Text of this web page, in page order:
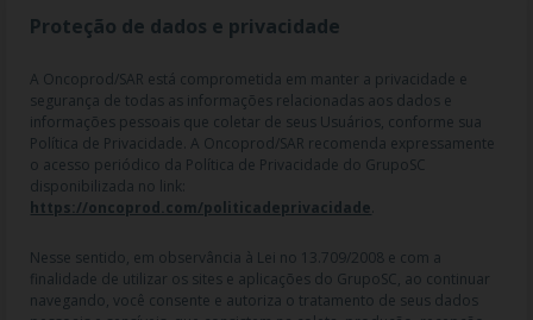
RAZÃO SOCIAL: ONCO PROD DIST. DE PROD. HOSP. E ONCOL. LTDA |
04.307.650/0019-64 | IE: 119.242.793.110 | Endereço R: Olimpíadas, nº
100 2º andar CJ 21 22 - Vila Olímpia - SP | Cep: 04551-000 |
Farmacêutico responsável: Dra. Gislaine Lopes de Jesus - CRF/SP 47509
Proteção de dados e privacidade
A Oncoprod/SAR está comprometida em manter a privacidade e
segurança de todas as informações relacionadas aos dados e
informações pessoais que coletar de seus Usuários, conforme sua
Política de Privacidade. A Oncoprod/SAR recomenda expressamente
o acesso periódico da Política de Privacidade do GrupoSC
disponibilizada no link:
https://oncoprod.com/politicadeprivacidade
Nesse sentido, em observância à Lei no 13.709/2008 e com a
finalidade de utilizar os sites e aplicações do GrupoSC, ao continuar
navegando, você consente e autoriza o tratamento de seus dados